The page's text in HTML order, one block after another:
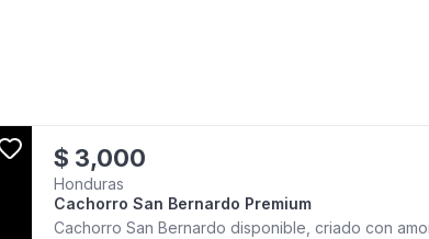
$ 3,000
Honduras
Cachorro San Bernardo Premium
Cachorro San Bernardo disponible, criado con